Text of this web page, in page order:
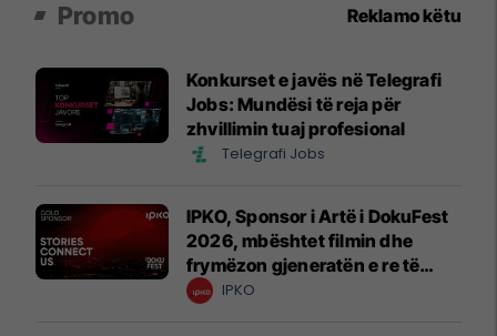
Promo Reklamo këtu
Konkurset e javës në Telegrafi
Jobs: Mundësi të reja për
zhvillimin tuaj profesional
Telegrafi Jobs
IPKO, Sponsor i Artë i DokuFest
2026, mbështet filmin dhe
frymëzon gjeneratën e re të
krijuesve
IPKO